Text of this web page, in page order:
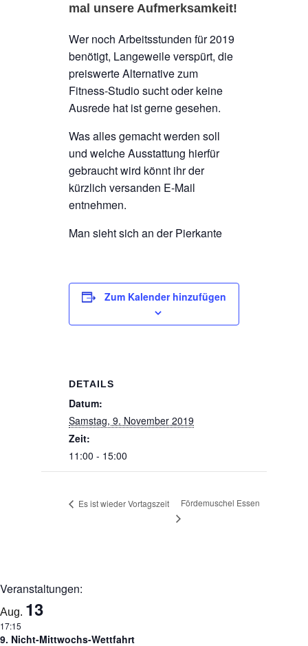
mal unsere Aufmerksamkeit!
Wer noch Arbeitsstunden für 2019
benötigt, Langeweile verspürt, die
preiswerte Alternative zum
Fitness-Studio sucht oder keine
Ausrede hat ist gerne gesehen.
Was alles gemacht werden soll
und welche Ausstattung hierfür
gebraucht wird könnt ihr der
kürzlich versanden E-Mail
entnehmen.
Man sieht sich an der Pierkante
Zum Kalender hinzufügen
DETAILS
Datum:
Samstag, 9. November 2019
Zeit:
11:00 - 15:00
Es ist wieder Vortagszeit Fördemuschel Essen
Veranstaltungen:
Aug. 13
17:15
9. Nicht-Mittwochs-Wettfahrt